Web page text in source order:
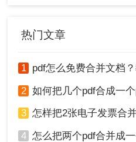
4、这样就完成了。
方法四：使用Python
如果你熟悉Python编程语
下是使用PyPDF2合并
1、安装PyPDF2库。你可
热门文章
1 pdf怎么免费合并文档
2 如何把几个pdf合成一个pdf
3 怎样把2张电子发票合并成一
4 怎么把两个pdf合并成一个？